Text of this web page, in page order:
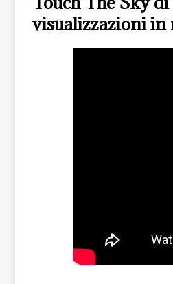
visualizzazioni in